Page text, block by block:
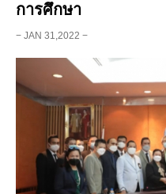
การศึกษา
− JAN 31,2022 −